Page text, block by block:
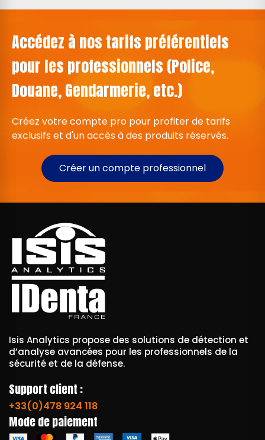
Accédez à nos tarifs préférentiels
pour les professionnels (Police,
Douane, Gendarmerie, etc.)
Créez votre compte pro pour profiter de tarifs
exclusifs et d'un accès à des produits réservés.
Créer un compte professionnel
Isis Analytics propose des solutions de détection et
d’analyse avancées pour les professionnels de la
sécurité et de la défense.
Support client :
+33(0)478 924 118
Mode de paiement